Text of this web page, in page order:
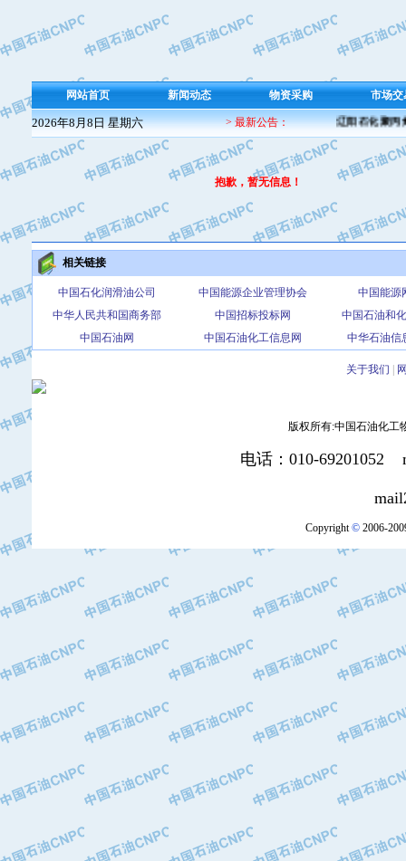
网站首页 新闻动态 物资采购 市场交
2026年8月8日 星期六 > 最新公告： 辽阳石化聚丙
抱歉，暂无信息！
相关链接
中国石化润滑油公司 中国能源企业管理协会
中国能源
中华人民共和国商务部
中国招标投标网
中国石油和
中国石油网
中国石油化工信息网 中华石油信
关于我们
版权所有:中国石油化工
电话：010-69201052
Copyright©2006-